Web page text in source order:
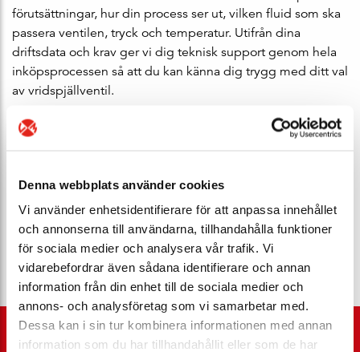
Denna webbplats använder cookies
Vi använder enhetsidentifierare för att anpassa innehållet
och annonserna till användarna, tillhandahålla funktioner
för sociala medier och analysera vår trafik. Vi
vidarebefordrar även sådana identifierare och annan
information från din enhet till de sociala medier och
annons- och analysföretag som vi samarbetar med.
Dessa kan i sin tur kombinera informationen med annan
information som du har tillhandahållit eller som de har
förutsättningar, hur din process ser ut, vilken fluid som ska
passera ventilen, tryck och temperatur. Utifrån dina
driftsdata och krav ger vi dig teknisk support genom hela
inköpsprocessen så att du kan känna dig trygg med ditt val
av vridspjällventil.